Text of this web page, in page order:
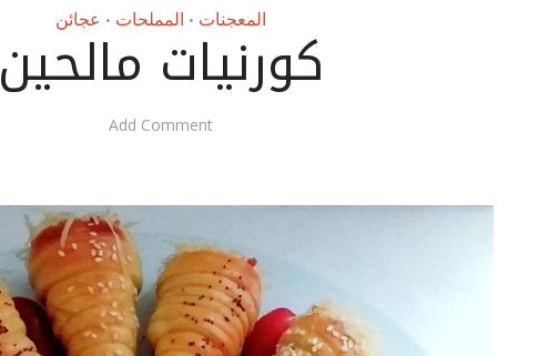
المعجنات • المملحات • عجائن
كورنيات مالحين
Add Comment